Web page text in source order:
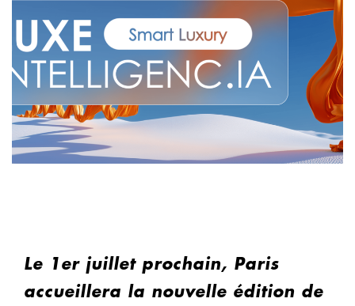
Le 1er juillet prochain, Paris
accueillera la nouvelle édition de